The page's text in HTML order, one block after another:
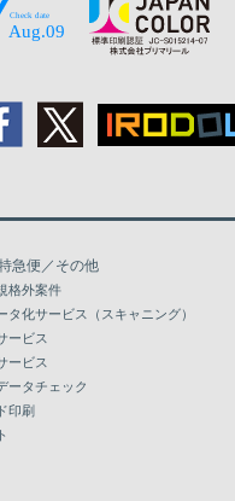
急便／その他
格外案件
タ化サービス（スキャニング）
ービス
ービス
ータチェック
印刷